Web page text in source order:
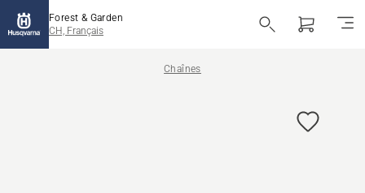
Forest & Garden
CH, Français
Chaînes